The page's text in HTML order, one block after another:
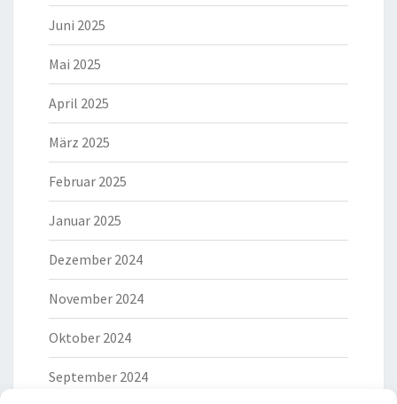
Juni 2025
Mai 2025
April 2025
März 2025
Februar 2025
Januar 2025
Dezember 2024
November 2024
Oktober 2024
September 2024